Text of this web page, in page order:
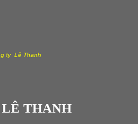
ty Lê Thanh
THANH